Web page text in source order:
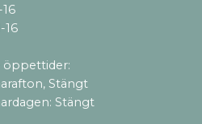
16
öppettider:
Stängt
Stängt